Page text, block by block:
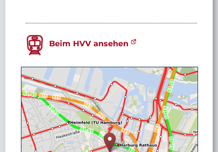
Beim HVV ansehen